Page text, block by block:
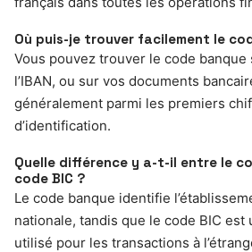
Où puis-je trouver facilement le
Vous pouvez trouver le code banque
l’IBAN, ou sur vos documents
généralement parmi les premiers
d’identification.
Quelle différence y a-t-il entre le
code BIC ?
Le code banque identifie
nationale, tandis que le code BIC est
utilisé pour les transactions à